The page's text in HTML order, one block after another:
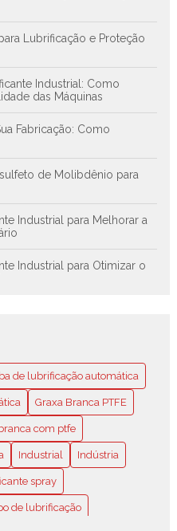
Lubrificação e Proteção
Industrial: Como
das Máquinas
Fabricação: Como
de Molibdênio para
Industrial para Melhorar a
Industrial para Otimizar o
é a solução ideal para
perfeito funcionamento
é a solução ideal para
perfeito funcionamento
é a solução ideal para
perfeito funcionamento
de lubrificação automática
Graxa Branca PTFE
com ptfe
Industrial Indústria
spray
de lubrificação